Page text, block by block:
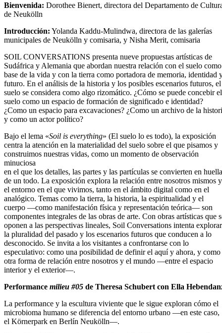
Bienvenida: Dorothee Bienert, directora del Departamento de
de Neukölln
Introducción: Yolanda Kaddu-Mulindwa, directora de las galerías
municipales de Neukölln y comisaria, y Nisha Merit, comisaria
SOIL CONVERSATIONS presenta nueve propuestas artísticas de
Sudáfrica y Alemania que abordan nuestra relación con el suelo como
base de la vida y con la tierra como portadora de memoria, identidad
futuro. En el análisis de la historia y los posibles escenarios futuros, el
suelo se considera como algo rizomático. ¿Cómo se puede concebir el
suelo como un espacio de formación de significado e identidad?
¿Como un espacio para excavaciones? ¿Como un archivo de la
y como un actor político?
Bajo el lema «Soil is everything» (El suelo lo es todo), la exposición
centra la atención en la materialidad del suelo sobre el que pisamos y
construimos nuestras vidas, como un momento de observación
minuciosa
en el que los detalles, las partes y las partículas se convierten en
de un todo. La exposición explora la relación entre nosotros mismos y
el entorno en el que vivimos, tanto en el ámbito digital como en el
analógico. Temas como la tierra, la historia, la espiritualidad y el
cuerpo —como manifestación física y representación teórica— son
componentes integrales de las obras de arte. Con obras artísticas que
oponen a las perspectivas lineales, Soil Conversations intenta explorar
la pluralidad del pasado y los escenarios futuros que conducen a lo
desconocido. Se invita a los visitantes a confrontarse con lo
especulativo: como una posibilidad de definir el aquí y ahora, y como
otra forma de relación entre nosotros y el mundo —entre el espacio
interior y el exterior—.
Performance milieu #05 de Theresa Schubert con Ella
La performance y la escultura viviente que le sigue exploran cómo el
microbioma humano se diferencia del entorno urbano —en este caso,
el Körnerpark en Berlín Neukölln—.